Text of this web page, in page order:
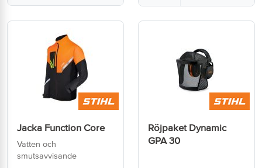
Jacka Function Core
Vatten och
smutsavvisande
Röjpaket Dynamic
GPA 30